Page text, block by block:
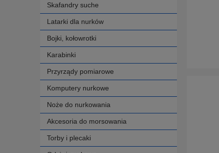
Skafandry suche
Latarki dla nurków
Bojki, kołowrotki
Karabinki
Przyrządy pomiarowe
Komputery nurkowe
Noże do nurkowania
Akcesoria do morsowania
Torby i plecaki